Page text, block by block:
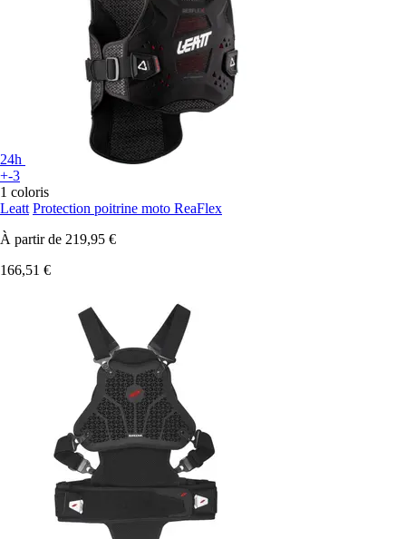
24h
+-3
1 coloris
Leatt Protection poitrine moto ReaFlex
À partir de 219,95 €
166,51 €